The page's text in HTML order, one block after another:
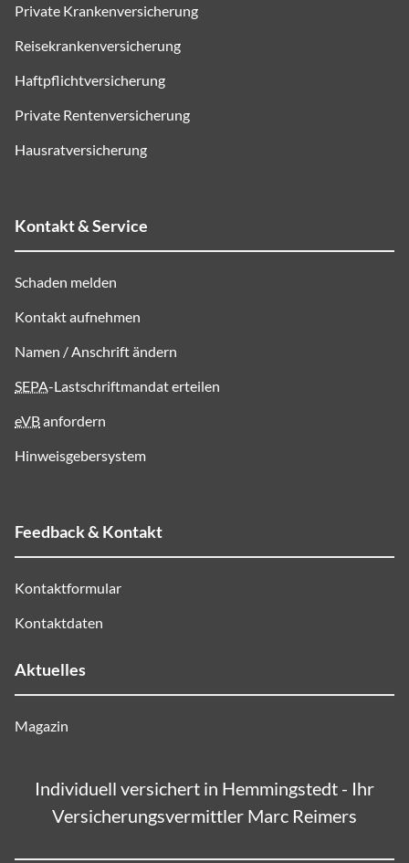
Private Krankenversicherung
Reisekrankenversicherung
Haftpflichtversicherung
Private Rentenversicherung
Hausratversicherung
Kontakt & Service
Schaden melden
Kontakt aufnehmen
Namen / Anschrift ändern
SEPA-Lastschriftmandat erteilen
eVBanfordern
Hinweisgebersystem
Feedback & Kontakt
Kontaktformular
Kontaktdaten
Aktuelles
Magazin
Individuell versichert in Hemmingstedt - Ihr
Versicherungsvermittler Marc Reimers